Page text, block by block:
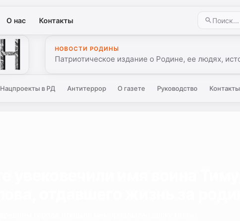
О нас Контакты
НОВОСТИ РОДИНЫ
Патриотическое издание о Родине, ее людях,
Нацпроекты в РД Антитеррор О газете Руководство Контакты